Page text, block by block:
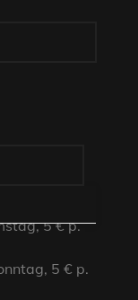
5 € p.
5 € p.